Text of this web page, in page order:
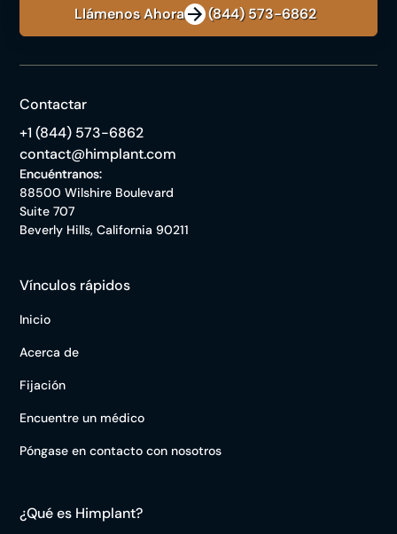
Llámenos Ahora: +1 (844) 573-6862
Contactar
+1 (844) 573-6862
contact@himplant.com
Encuéntranos:
88500 Wilshire Boulevard
Suite 707
Beverly Hills, California 90211
Vínculos rápidos
Inicio
Acerca de
Fijación
Encuentre un médico
Póngase en contacto con nosotros
¿Qué es Himplant?